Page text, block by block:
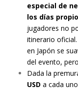
especial de
los días
jugadores no
itinerario
en Japón se
del evento,
Dada la
USD a cada